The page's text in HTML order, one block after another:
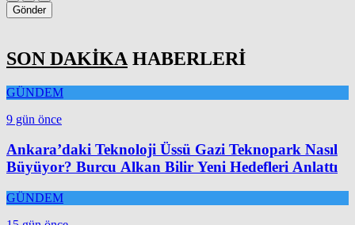
Gönder
SON DAKİKA HABERLERİ
GÜNDEM
9 gün önce
Ankara’daki Teknoloji Üssü Gazi Teknopark Nasıl
Büyüyor? Burcu Alkan Bilir Yeni Hedefleri Anlattı
GÜNDEM